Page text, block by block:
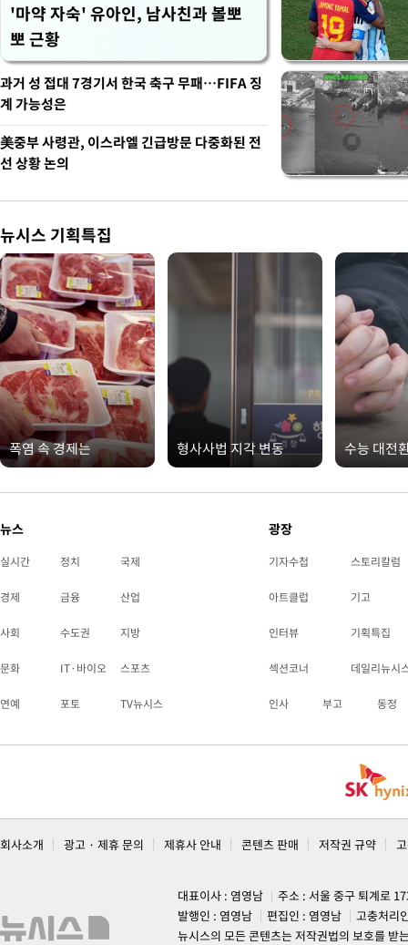
'마약 자숙' 유아인, 남사친과 볼뽀
뽀 근황
과거 성 접대 7경기서 한국 축구 무패…FIFA 징
계 가능성은
美중부 사령관, 이스라엘 긴급방문 다중화된 전
선 상황 논의
뉴시스 기획특집
폭염 속 경제는 형사사법 지각 변동 수능 대전
뉴스
실시간 정치 국제
경제 금융 산업
사회 수도권 지방
문화 IT·바이오 스포츠
연예 포토 TV뉴시스
광장
기자수첩 스토리칼럼
아트클럽 기고
인터뷰 기획특집
섹션코너 데일리뉴시
인사 부고 동정
회사소개 광고 · 제휴 문의 제휴사 안내 콘텐츠 판매 저작권 규약
대표이사 : 염영남
주소 : 서울 중구 퇴계로
발행인 : 염영남
편집인 : 염영남
고충처리
뉴시스의 모든 콘텐츠는 저작권법의 보호를